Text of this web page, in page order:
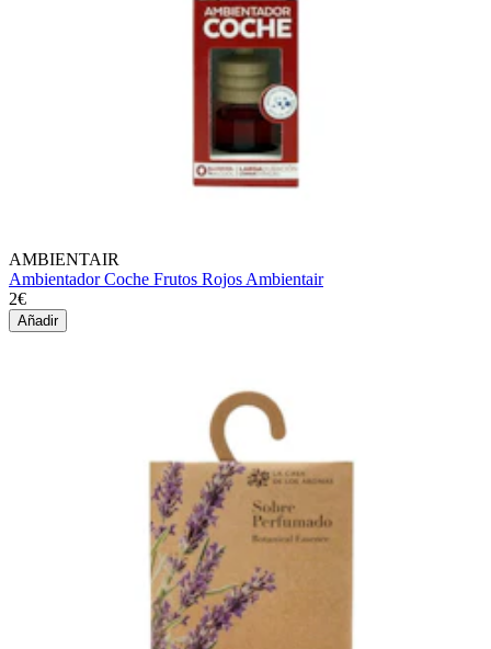
AMBIENTAIR
Ambientador Coche Frutos Rojos Ambientair
2€
Añadir